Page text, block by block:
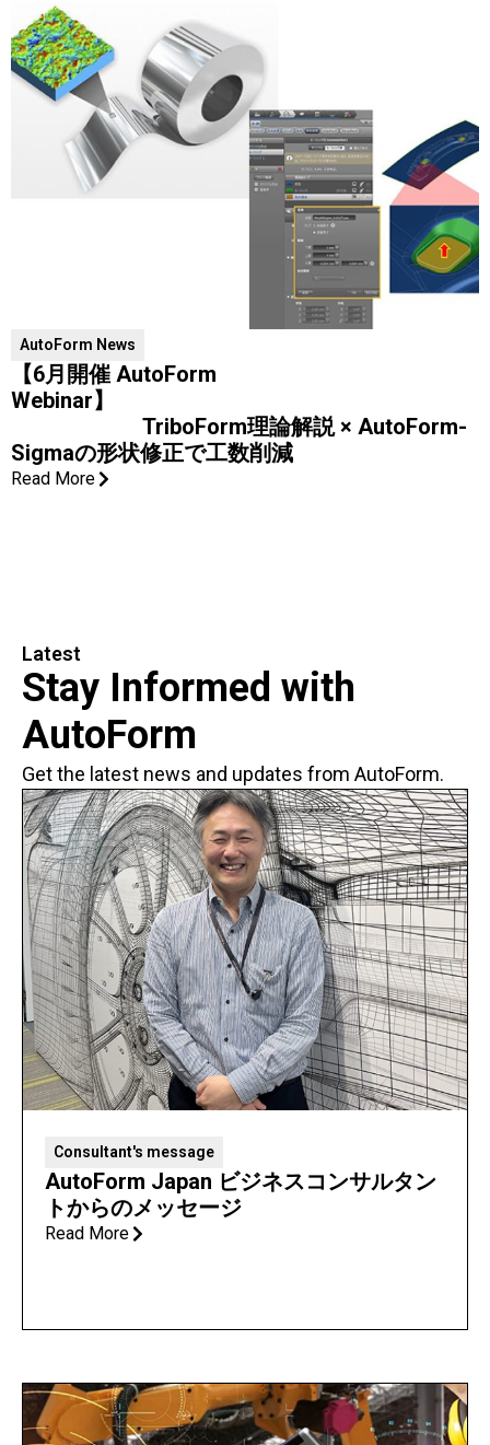
AutoForm News
【6月開催 AutoForm
Webinar】
TriboForm理論解説 × AutoForm-
Sigmaの形状修正で工数削減
Read More
Latest
Stay Informed with
AutoForm
Get the latest news and updates from AutoForm.
Consultant's message
AutoForm Japan ビジネスコンサルタン
トからのメッセージ
Read More